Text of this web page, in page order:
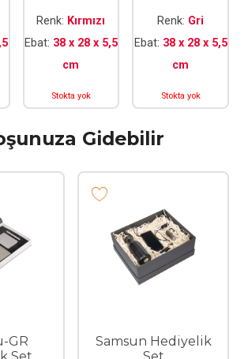
Renk: Kırmızı
Ebat: 38 x 28 x 5,5
cm
Stokta yok
Renk: Gri
Ebat: 38 x 28 x 5,5
cm
Stokta yok
Gidebilir
GR
Samsun Hediyelik